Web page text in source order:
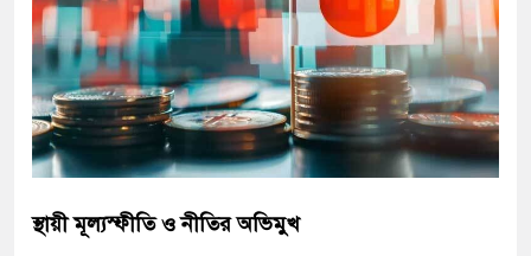
স্থায়ী মূল্যস্ফীতি ও নীতির অভিমুখ